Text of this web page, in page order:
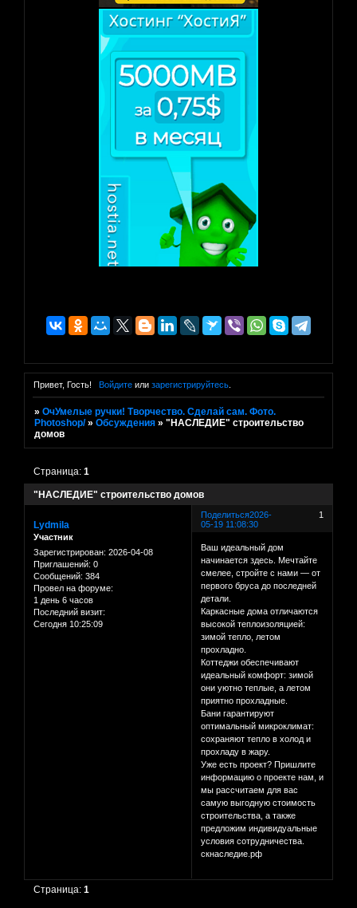
Привет, Гость! Войдитеили зарегистрируйтесь.
»ОчУмелые ручки! Творчество. Сделай сам. Фото.
Photoshop/ »Обсуждения »"НАСЛЕДИЕ" строительство
домов
"НАСЛЕДИЕ" строительство домов
Страница:1
Поделиться 1
2026-
05-19 11:08:30
Lydmila
Участник
Зарегистрирован: 2026-04-08
Приглашений: 0
Сообщений: 384
Провел на форуме:
1 день 6 часов
Последний визит:
Сегодня 10:25:09
Ваш идеальный дом
начинается здесь. Мечтайте
смелее, стройте с нами — от
первого бруса до последней
детали.
Каркасные дома отличаются
высокой теплоизоляцией:
зимой тепло, летом
прохладно.
Коттеджи обеспечивают
идеальный комфорт: зимой
они уютно теплые, а летом
приятно прохладные.
Бани гарантируют
оптимальный микроклимат:
сохраняют тепло в холод и
прохладу в жару.
Уже есть проект? Пришлите
информацию о проекте нам, и
мы рассчитаем для вас
самую выгодную стоимость
строительства, а также
предложим индивидуальные
условия сотрудничества.
скнаследие.рф
Страница:1